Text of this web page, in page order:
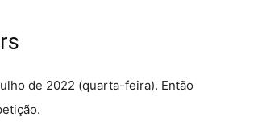
de 2022 (quarta-feira). Então